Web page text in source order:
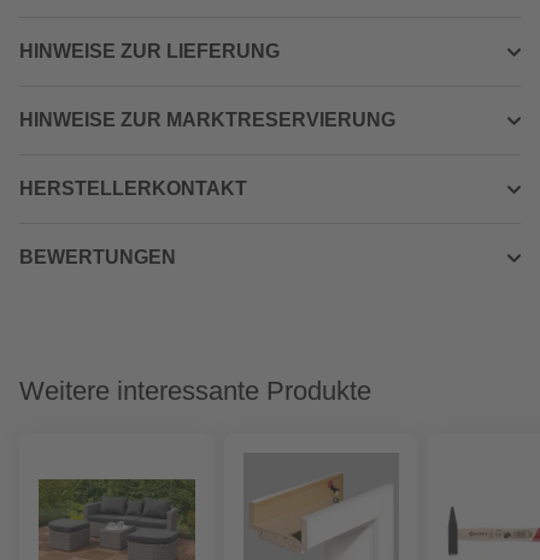
HINWEISE ZUR LIEFERUNG
HINWEISE ZUR MARKTRESERVIERUNG
HERSTELLERKONTAKT
BEWERTUNGEN
Weitere interessante Produkte